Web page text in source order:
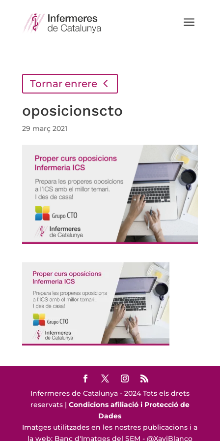
a
Tornar enrere
oposicionscto
29 març 2021
Infermeres de Catalunya - 2024 Tots els drets
reservats | Condicions afiliació i Protecció de
Dades
Imatges utilitzades en les nostres publicacions i a
la web: Banc d'Imatges del SEM - @XaviBlanco